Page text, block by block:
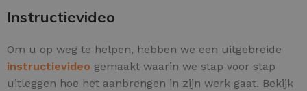
Instructievideo
Om u op weg te helpen, hebben we een uitgebreide
instructievideo gemaakt waarin we stap voor stap
uitleggen hoe het aanbrengen in zijn werk gaat. Bekijk